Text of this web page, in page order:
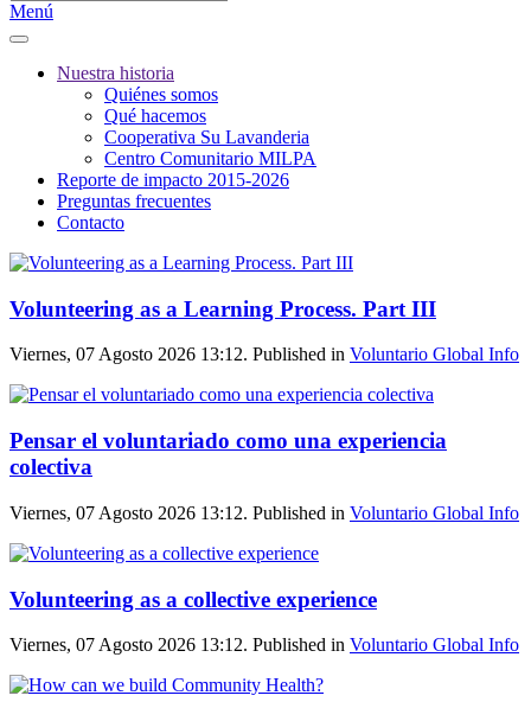
Menú
Nuestra historia
Quiénes somos
Qué hacemos
Cooperativa Su Lavanderia
Centro Comunitario MILPA
Reporte de impacto 2015-2026
Preguntas frecuentes
Contacto
Volunteering as a Learning Process. Part III
Viernes, 07 Agosto 2026 13:12. Published in Voluntario Global Info
Pensar el voluntariado como una experiencia
colectiva
Viernes, 07 Agosto 2026 13:12. Published in Voluntario Global Info
Volunteering as a collective experience
Viernes, 07 Agosto 2026 13:12. Published in Voluntario Global Info